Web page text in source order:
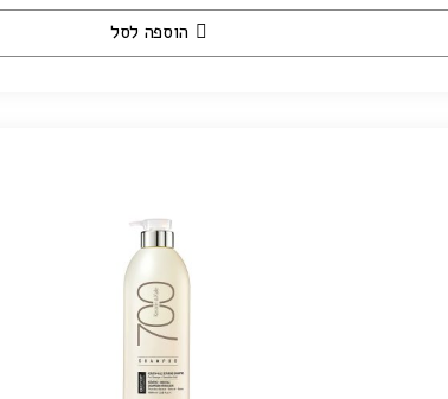
הוספה לסל